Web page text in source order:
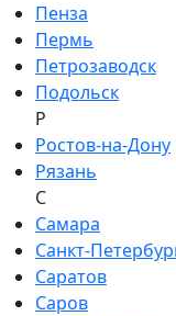
Пенза
Пермь
Петрозаводск
Подольск
Р
Ростов-на-Дону
Рязань
С
Самара
Санкт-
Саратов
Саров